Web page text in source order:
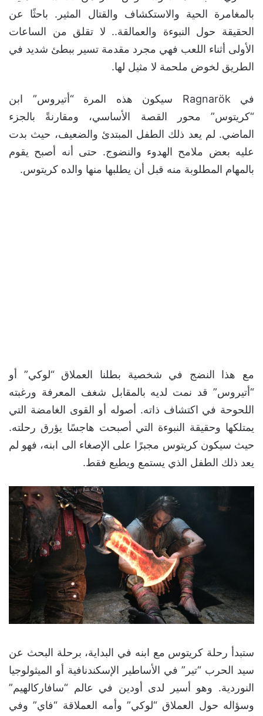
بالمغامرة الحية والاستكشاف والقتال المثير. باحثًا عن
الحقيقة حول النبوءة والعمالقة.. لا تقلق من الساعات
الأولى أثناء اللعب فهي مجرد مقدمة تسير ببطئ شديد في
الطريق لخوض ملحمة لا مثيل لها.
في Ragnarök سيكون هذه المرة “أتيروس” ابن
“كريتوس” محور القصة الأساسي، ومقارنةً بالجزء
الماضي. لم يعد ذلك الطفل المبتدئ والضعيف، حيث بدت
عليه بعض ملامح الهدوء والنضوج. حتى أنه أصبح يقوم
بالمهام المطلوبة منه قبل أن يطلبها منها والده كريتوس.
مع هذا النضج في شخصية بطلنا العملاق “لوكي” أو
“أتيروس” قد نمت لديه بالمقابل شغف المعرفة ورغبته
اللحوحة في اكتشاف ذاته. أصوله أو القوى الغامضة التي
يمتلكها وحقيقة النبوءة التي أصبحت هاجسًا يؤرق رحلته.
حيث سيكون كريتوس مجبرًا على الإصغاء الى ابنه، فهو لم
يعد ذلك الطفل الذي يستمع ويطيع فقط.
ستبدأ رحلة كريتوس مع ابنه في البداية، برحلة البحث عن
سيد الحرب “تير” في الأساطير الإسكندنافية أو الميثولوجيا
النوردية. وهو أسير لدى أودين في عالم “سافاركالهيم”
وسؤاله حول العملاق “لوكي” وأمه العملاقة “فاي” وفي